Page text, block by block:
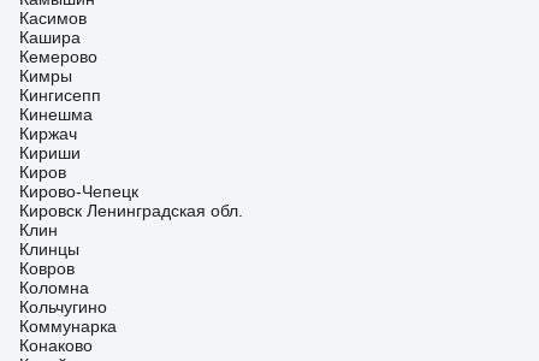
Касимов
Кашира
Кемерово
Кимры
Кингисепп
Кинешма
Киржач
Кириши
Киров
Кирово-Чепецк
Кировск Ленинградская обл.
Клин
Клинцы
Ковров
Коломна
Кольчугино
Коммунарка
Конаково